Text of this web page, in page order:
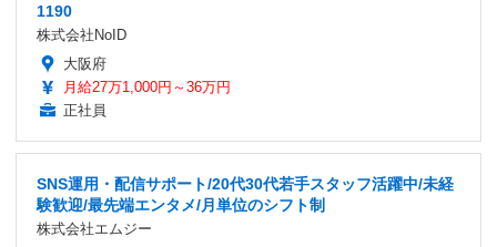
1190
株式会社NoID
大阪府
月給27万1,000円～36万円
正社員
SNS運用・配信サポート/20代30代若手スタッフ活躍中/未経
験歓迎/最先端エンタメ/月単位のシフト制
株式会社エムジー